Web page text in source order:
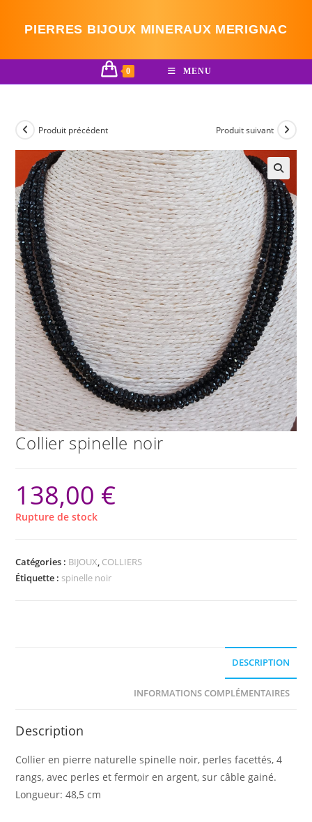
PIERRES BIJOUX MINERAUX MERIGNAC
0 MENU
Produit précédent Produit suivant
Collier spinelle noir
138,00 €
Rupture de stock
Catégories : BIJOUX, COLLIERS
Étiquette : spinelle noir
DESCRIPTION
INFORMATIONS COMPLÉMENTAIRES
Description
Collier en pierre naturelle spinelle noir, perles facettés, 4
rangs, avec perles et fermoir en argent, sur câble gainé.
Longueur: 48,5 cm